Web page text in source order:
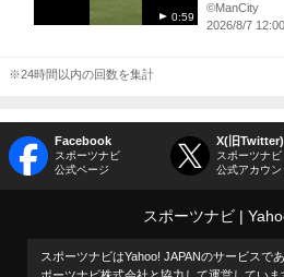
0:59
©ManCity
2026/8/7 12:00
※24時間以内の回数を集計
Facebook
スポーツナビ
公式ページ
X(旧Twitter)
スポーツナビ
公式アカウン
スポーツナビ
スポーツナビはYahoo! JAPANのサービスで